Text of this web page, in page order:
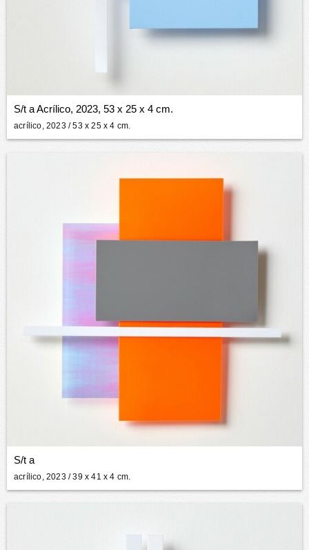
S/t a Acrílico, 2023, 53 x 25 x 4 cm.
acrílico, 2023 / 53 x 25 x 4 cm.
S/t a
acrílico, 2023 / 39 x 41 x 4 cm.